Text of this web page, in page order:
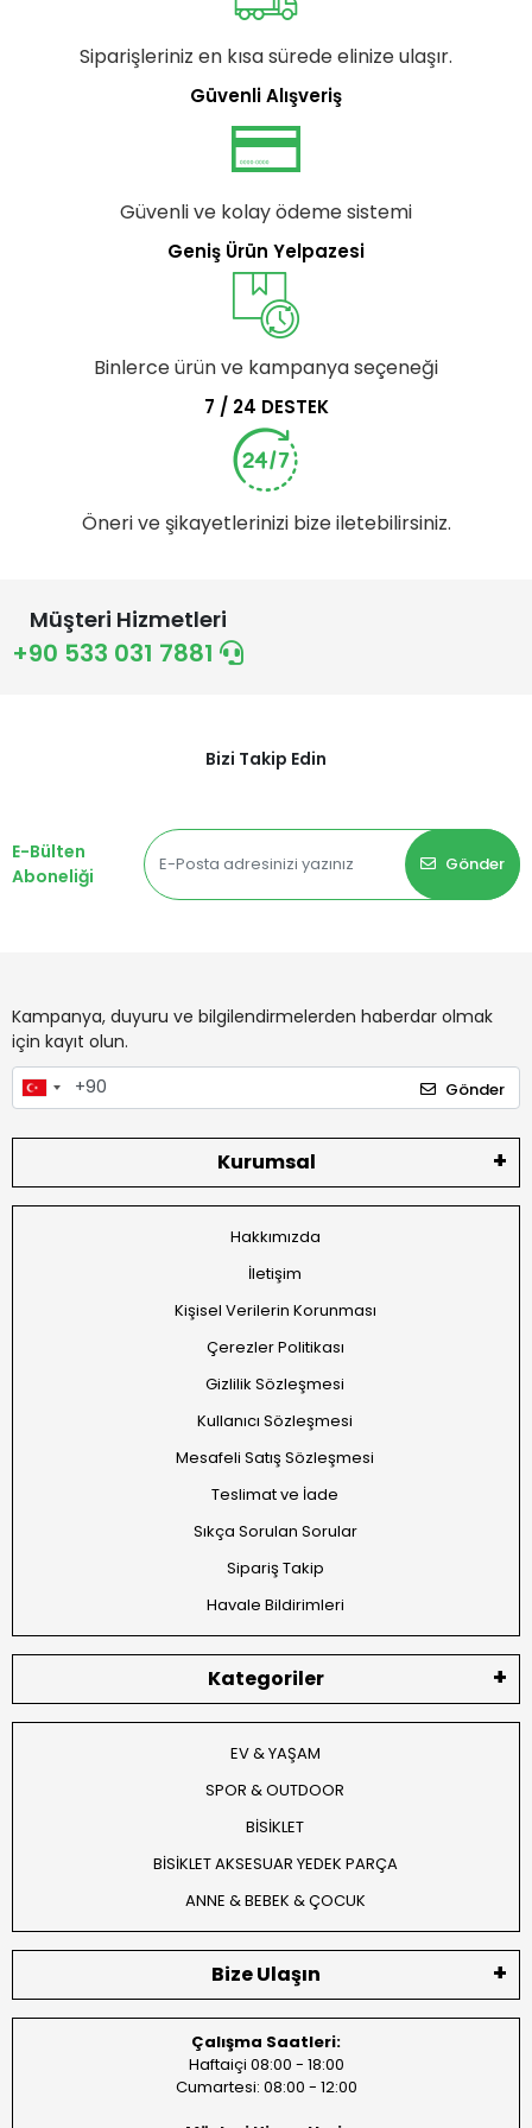
Siparişleriniz en kısa sürede elinize ulaşır.
Güvenli Alışveriş
Güvenli ve kolay ödeme sistemi
Geniş Ürün Yelpazesi
Binlerce ürün ve kampanya seçeneği
7 / 24 DESTEK
Öneri ve şikayetlerinizi bize iletebilirsiniz.
Müşteri Hizmetleri
+90 533 031 7881
Bizi Takip Edin
E-Bülten
Aboneliği
Gönder
Kampanya, duyuru ve bilgilendirmelerden haberdar olmak
için kayıt olun.
Gönder
Kurumsal
Hakkımızda
İletişim
Kişisel Verilerin Korunması
Çerezler Politikası
Gizlilik Sözleşmesi
Kullanıcı Sözleşmesi
Mesafeli Satış Sözleşmesi
Teslimat ve İade
Sıkça Sorulan Sorular
Sipariş Takip
Havale Bildirimleri
Kategoriler
EV & YAŞAM
SPOR & OUTDOOR
BİSİKLET
BİSİKLET AKSESUAR YEDEK PARÇA
ANNE & BEBEK & ÇOCUK
Bize Ulaşın
Çalışma Saatleri:
Haftaiçi 08:00 - 18:00
Cumartesi: 08:00 - 12:00